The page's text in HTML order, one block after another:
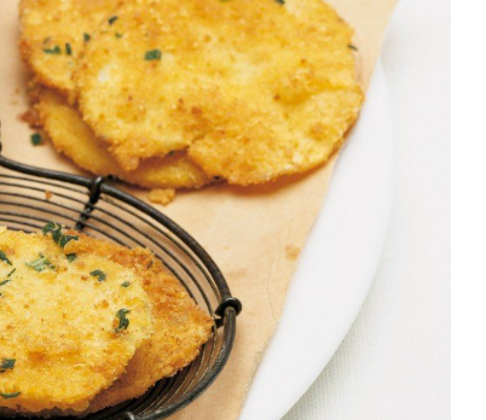
Ricette Contorni
Ricette Piatti unici
Ricette Pesce
Video Ricette
Ricette per Ingrediente